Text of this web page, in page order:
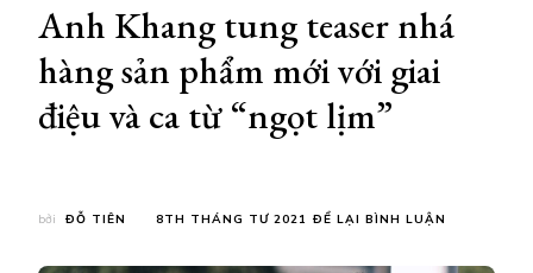
Anh Khang tung teaser nhá
hàng sản phẩm mới với giai
điệu và ca từ “ngọt lịm”
bởi ĐỖ TIÊN 8TH THÁNG TƯ 2021 ĐỂ LẠI BÌNH LUẬN